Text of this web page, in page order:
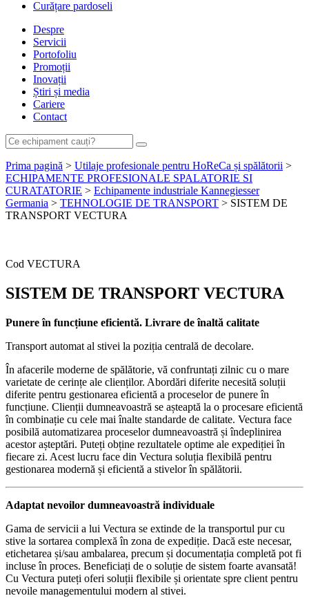
Curățare pardoseli
Despre
Servicii
Portofoliu
Promoții
Inovații
Știri și media
Cariere
Contact
Prima pagină > Utilaje profesionale pentru HoReCa și spălătorii >
ECHIPAMENTE PROFESIONALE SPALATORIE SI
CURATATORIE > Echipamente industriale Kannegiesser
Germania > TEHNOLOGIE DE TRANSPORT > SISTEM DE
TRANSPORT VECTURA
Cod VECTURA
SISTEM DE TRANSPORT VECTURA
Punere în funcțiune eficientă. Livrare de înaltă calitate
Transport automat al stivei la poziția centrală de decolare.
În afacerile moderne de spălătorie, vă confruntați zilnic cu o mare
varietate de cerințe ale clienților. Abordări diferite necesită soluții
diferite pentru gestionarea eficientă a proceselor de punere în
funcțiune. Clienții dumneavoastră se așteaptă la o procesare eficientă
în combinație cu cele mai înalte standarde de calitate. Vectura face
posibilă automatizarea proceselor dumneavoastră și îndeplinirea
acestor așteptări. Puteți obține rezultatele optime ale expediției în
fiecare zi. Acest lucru face din Vectura soluția flexibilă pentru
gestionarea modernă și eficientă a stivelor în spălătorii.
Adaptat nevoilor dumneavoastră individuale
Gama de servicii a lui Vectura se extinde de la transportul pur cu
stive la sortarea complexă în zona de expediție. Dacă este necesar,
etichetarea și/sau ambalarea, precum și documentația completă pot fi
incluse în proces. Beneficiați de o soluție de sistem foarte avansată!
Cu Vectura puteți oferi soluții flexibile și orientate spre client pentru
nevoile managementului modern al stivei.